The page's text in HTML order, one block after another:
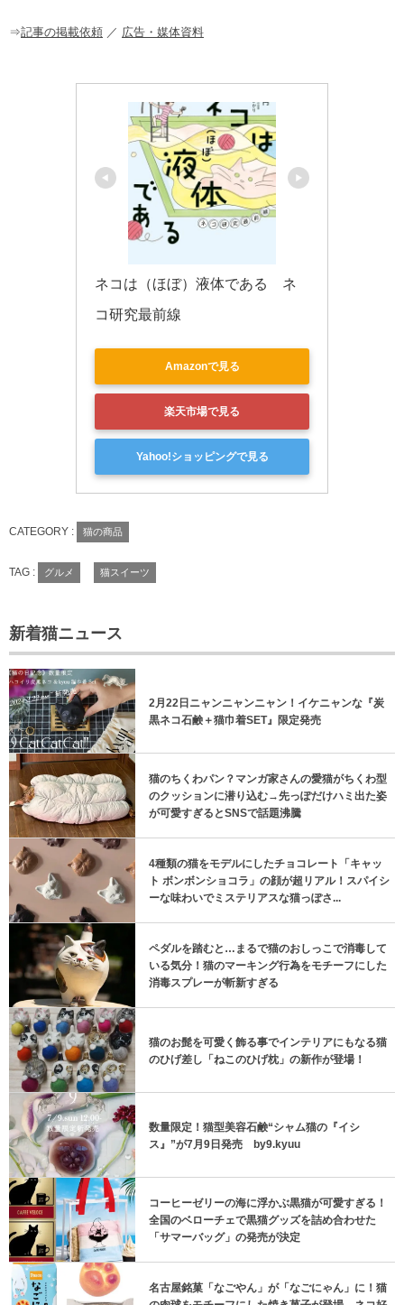
o
⇒記事の掲載依頼 ／ 広告・媒体資料
ネコは（ほぼ）液体である　ネ
コ研究最前線
Amazonで見る
楽天市場で見る
Yahoo!ショッピングで見る
CATEGORY : 猫の商品
TAG : グルメ 猫スイーツ
新着猫ニュース
2月22日ニャンニャンニャン！イケニャンな『炭
黒ネコ石鹸＋猫巾着SET』限定発売
猫のちくわパン？マンガ家さんの愛猫がちくわ型
のクッションに潜り込む→先っぽだけハミ出た姿
が可愛すぎるとSNSで話題沸騰
4種類の猫をモデルにしたチョコレート「キャッ
ト ボンボンショコラ」の顔が超リアル！スパイシ
ーな味わいでミステリアスな猫っぽさ...
ペダルを踏むと…まるで猫のおしっこで消毒して
いる気分！猫のマーキング行為をモチーフにした
消毒スプレーが斬新すぎる
猫のお髭を可愛く飾る事でインテリアにもなる猫
のひげ差し「ねこのひげ枕」の新作が登場！
数量限定！猫型美容石鹸“シャム猫の『イシ
ス』”が7月9日発売 by9.kyuu
コーヒーゼリーの海に浮かぶ黒猫が可愛すぎる！
全国のベローチェで黒猫グッズを詰め合わせた
「サマーバッグ」の発売が決定
名古屋銘菓「なごやん」が「なごにゃん」に！猫